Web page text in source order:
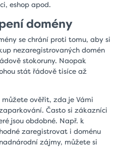
eshop apod.
domény
se chrání proti tomu, aby si
nezaregistrovaných domén
stokoruny. Naopak
stát řádově tisíce až
ověřit, zda je Vámi
Často si zákazníci
jsou obdobné. Např. k
zaregistrovat i doménu
zájmy, můžete si